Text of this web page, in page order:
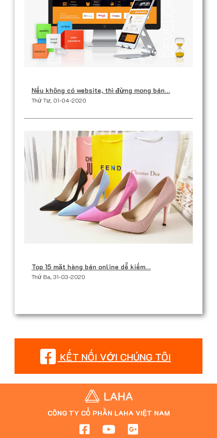
Nếu không có website, thì đừng mong bán…
Thứ Tư, 01-04-2020
Top 15 mặt hàng bán online dễ kiếm…
Thứ Ba, 31-03-2020
KẾT NỐI VỚI CHÚNG TÔI
CÔNG TY CỔ PHẦN LAHA VIỆT NAM